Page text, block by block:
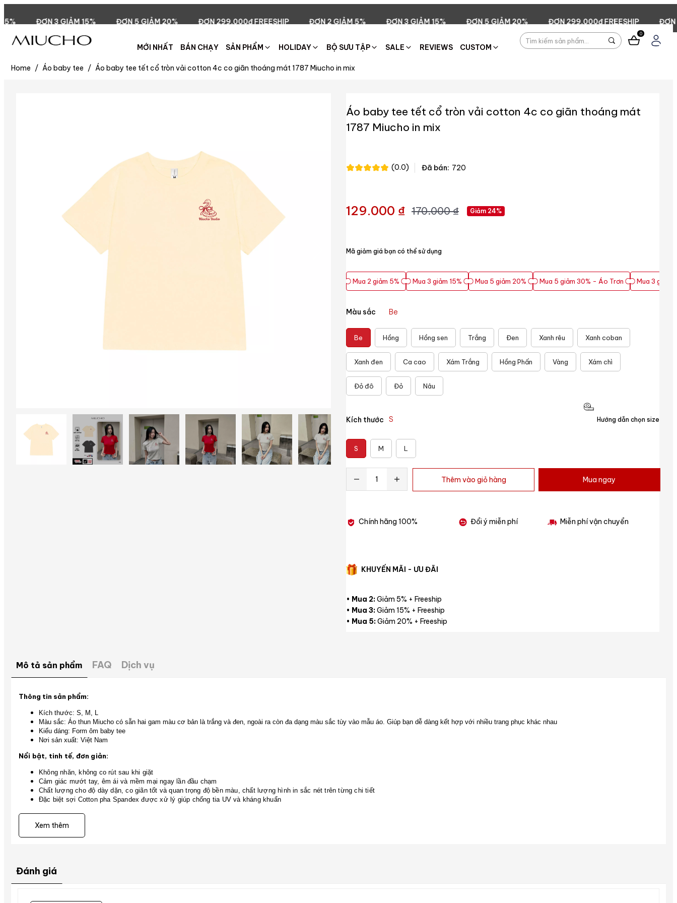
15% ĐƠN 5 GIẢM 20% ĐƠN 299.000đ FREESHIP ĐƠN 2 GIẢM 5% ĐƠN 3 GIẢM 15% ĐƠN 5 GIẢM 20% ĐƠN 299.000đ FREESHIP ĐƠN 2 GIẢM 5%
MỚI NHẤT BÁN CHẠY SẢN PHẨM HOLIDAY BỘ SƯU TẬP SALE REVIEWS CUSTOM
0
Home / Áo baby tee / Áo baby tee tết cổ tròn vải cotton 4c co giãn thoáng mát 1787 Miucho in mix
Áo baby tee tết cổ tròn vải cotton 4c co giãn thoáng mát
1787 Miucho in mix
129.000 ₫ 170.000 ₫
(0.0) Đã bán: 720
Màu sắc Be
Be Hồng Hồng sen Trắng Đen Xanh rêu Xanh coban
Xanh đen Ca cao Xám Trắng Hồng Phấn Vàng Xám chì
Đỏ đô Đỏ Nâu
Kích thước S
S M L
Mã giảm giá bạn có thể sử dụng
Mua 2 giảm 5%
Mua 2 giảm 5% Mua 3 giảm 15%
Mua 3 giảm 15% Mua 5 giảm 20%
Mua 5 giảm 20% Mua 5 giảm 30% - Áo Trơn
Mua 5 giảm 30% - Áo Trơn Mua 3 giảm
Mua 3 giảm
Thêm vào giỏ hàng Mua ngay
Chính hãng 100% Đổi ý miễn phí Miễn phí vận chuyển
Giảm 24%
Hướng dẫn chọn size
KHUYẾN MÃI - ƯU ĐÃI
• Mua 2:Giảm 5% + Freeship
• Mua 3:Giảm 15% + Freeship
• Mua 5:Giảm 20% + Freeship
Mô tả sản phẩm FAQ Dịch vụ
Thông tin sản phẩm:
Kích thước: S, M, L
Màu sắc: Áo thun Miucho có sẵn hai gam màu cơ bản là trắng và đen, ngoài ra còn đa dạng màu sắc tùy vào mẫu áo. Giúp bạn dễ dàng kết hợp với nhiều trang phục khác nhau
Kiểu dáng: Form ôm baby tee
Nơi sản xuất: Việt Nam
Nổi bật, tinh tế, đơn giản:
Không nhăn, không co rút sau khi giặt
Cảm giác mướt tay, êm ái và mềm mại ngay lần đầu chạm
Chất lượng cho độ dày dặn, co giãn tốt và quan trọng độ bền màu, chất lượng hình in sắc nét trên từng chi tiết
Đặc biệt sợi Cotton pha Spandex được xử lý giúp chống tia UV và kháng khuẩn
Hướng dẫn chọn size:
Xem thêm
Đánh giá